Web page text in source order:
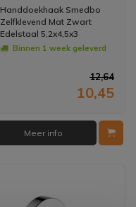
Handdoekhaak Smedbo
Zelfklevend Mat Zwart
Edelstaal 5,2x4,5x3
Binnen 1 week geleverd
12,64
10,45
Meer info